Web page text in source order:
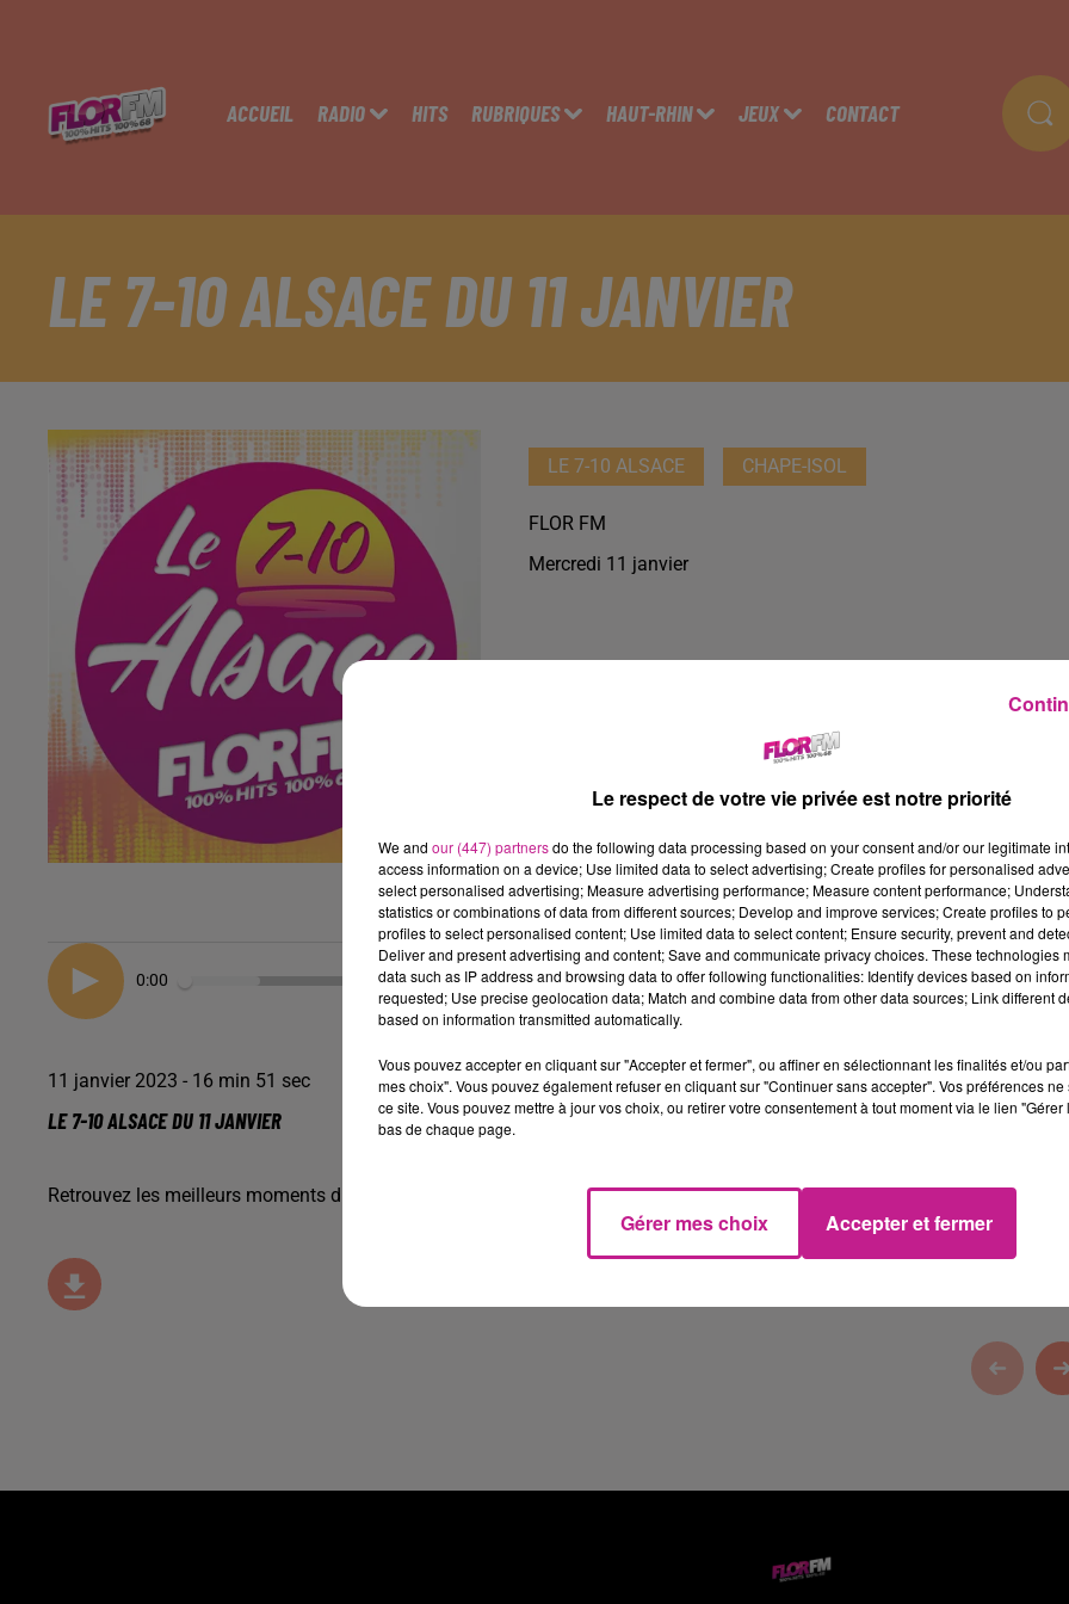
ACCUEIL RADIO HITS RUBRIQUES HAUT-RHIN JEUX CONTACT
LE 7-10 ALSACE DU 11 JANVIER
LE 7-10 ALSACE CHAPE-ISOL
FLOR FM
Mercredi 11 janvier
0:00 16 min 51
11 janvier 2023 - 16 min 51 sec
LE 7-10 ALSACE DU 11 JANVIER
Retrouvez les meilleurs moments du 7-10 Alsace avec Chape-Isol à Cernay.
Le respect de votre vie privée est notre priorité
We and our (447) partnersdo the following data processing based on your consent and/or our legitimate
access information on a device; Use limited data to select advertising; Create profiles for personalised
select personalised advertising; Measure advertising performance; Measure content performance;
statistics or combinations of data from different sources; Develop and improve services; Create profiles to
profiles to select personalised content; Use limited data to select content; Ensure security, prevent and
Deliver and present advertising and content; Save and communicate privacy choices. These technologies
data such as IP address and browsing data to offer following functionalities: Identify devices based on
requested; Use precise geolocation data; Match and combine data from other data sources; Link different
based on information transmitted automatically.
Vous pouvez accepter en cliquant sur "Accepter et fermer", ou affiner en sélectionnant les finalités et/ou
mes choix". Vous pouvez également refuser en cliquant sur "Continuer sans accepter". Vos préférences
ce site. Vous pouvez mettre à jour vos choix, ou retirer votre consentement à tout moment via le lien
bas de chaque page.
Gérer mes choix Accepter et fermer